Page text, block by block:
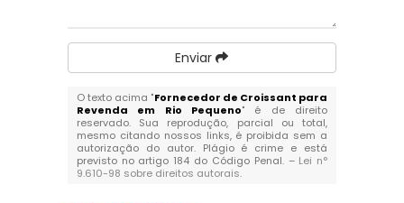
Enviar
O texto acima "Fornecedor de Croissant para
Revenda em Rio Pequeno" é de direito
reservado. Sua reprodução, parcial ou total,
mesmo citando nossos links, é proibida sem a
autorização do autor. Plágio é crime e está
previsto no artigo 184 do Código Penal. – Lei n°
9.610-98 sobre direitos autorais.